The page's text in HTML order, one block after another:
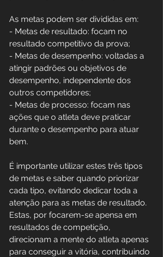
As metas podem ser divididas em:
- Metas de resultado: focam no
resultado competitivo da prova;
- Metas de desempenho: voltadas a
atingir padrões ou objetivos de
desempenho, independente dos
outros competidores;
- Metas de processo: focam nas
ações que o atleta deve praticar
durante o desempenho para atuar
bem.
É importante utilizar estes três tipos
de metas e saber quando priorizar
cada tipo, evitando dedicar toda a
atenção para as metas de resultado.
Estas, por focarem-se apensa em
resultados de competição,
direcionam a mente do atleta apenas
para conseguir a vitória, contribuindo